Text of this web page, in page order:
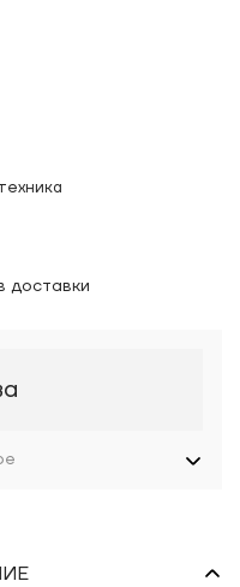
доставки